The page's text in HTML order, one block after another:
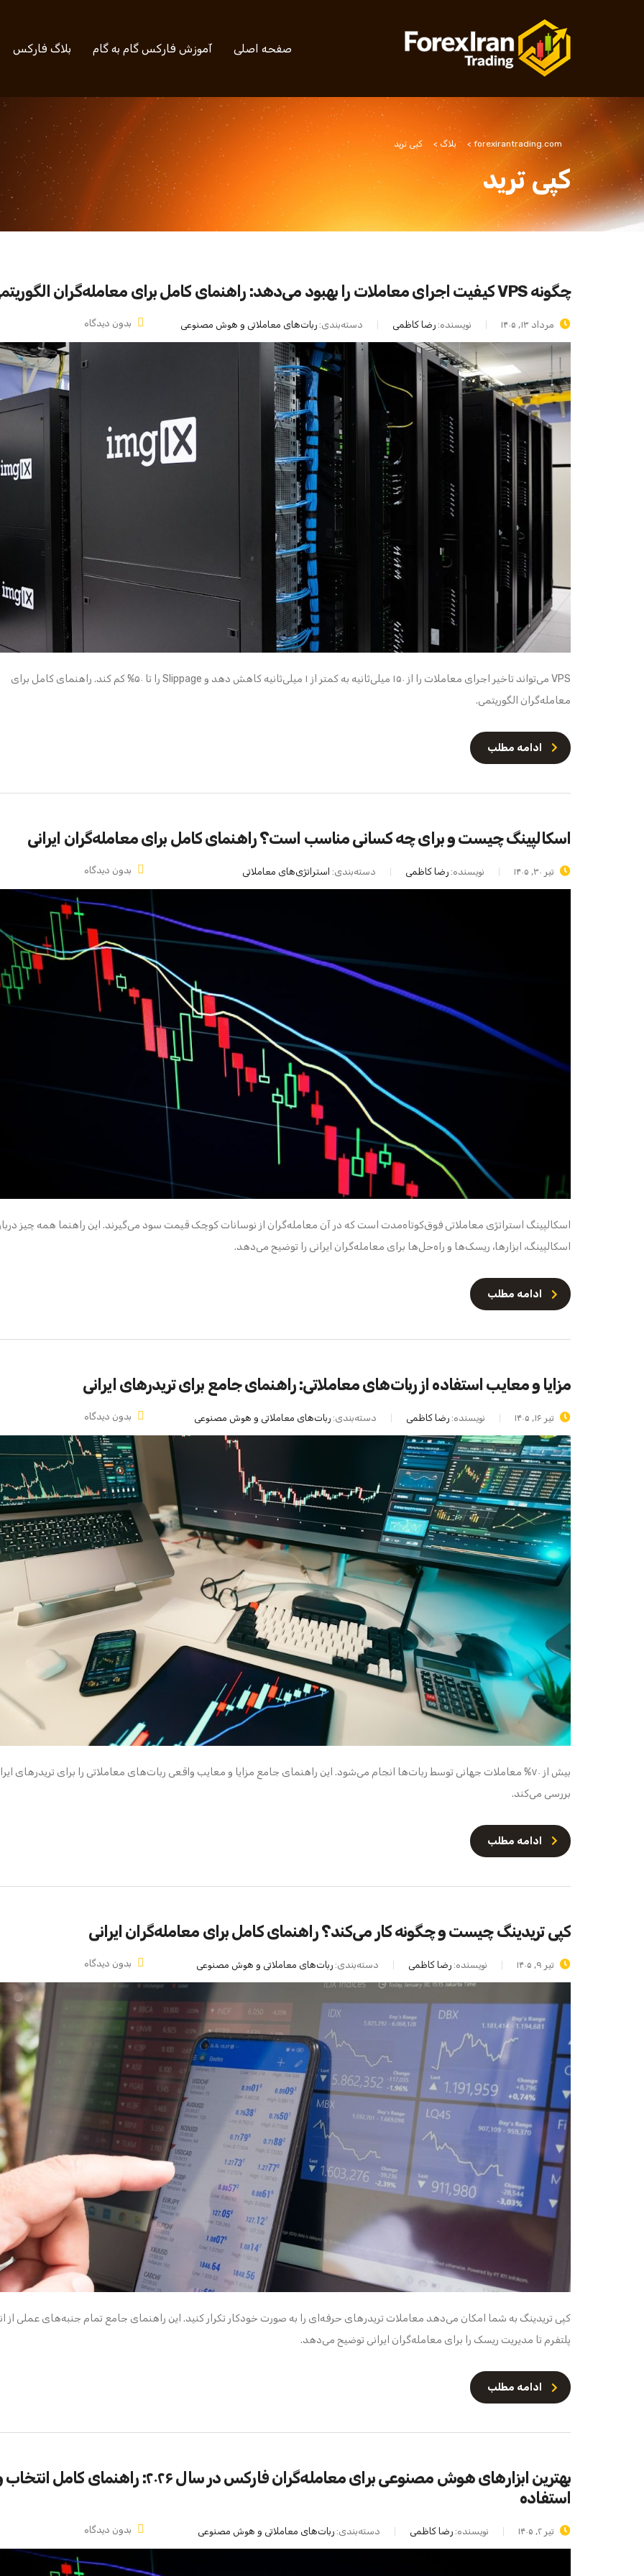
بلاگ فارکس آموزش فارکس گام به گام صفحه اصلی
forexirantrading.com
> بلاگ > کپی ترید
کپی ترید
چگونه VPS کیفیت اجرای معاملات را بهبود می‌دهد: راهنمای کامل برای معامله‌گران الگوریتمی
مرداد ۱۳, ۱۴۰۵ نویسنده: رضا کاظمی دسته‌بندی: ربات‌های معاملاتی و هوش مصنوعی بدون دیدگاه
VPS می‌تواند تاخیر اجرای معاملات را از ۱۵۰ میلی‌ثانیه به کمتر از ۱ میلی‌ثانیه کاهش دهد و Slippage را تا ۵۰% کم کند. راهنمای کامل برای
معامله‌گران الگوریتمی.
ادامه مطلب
اسکالپینگ چیست و برای چه کسانی مناسب است؟ راهنمای کامل برای معامله‌گران ایرانی
تیر ۳۰, ۱۴۰۵ نویسنده: رضا کاظمی دسته‌بندی: استراتژی‌های معاملاتی بدون دیدگاه
اسکالپینگ استراتژی معاملاتی فوق‌کوتاه‌مدت است که در آن معامله‌گران از نوسانات کوچک قیمت سود می‌گیرند. این راهنما همه چیز
اسکالپینگ، ابزارها، ریسک‌ها و راه‌حل‌ها برای معامله‌گران ایرانی را توضیح می‌دهد.
ادامه مطلب
مزایا و معایب استفاده از ربات‌های معاملاتی: راهنمای جامع برای تریدرهای ایرانی
تیر ۱۶, ۱۴۰۵ نویسنده: رضا کاظمی دسته‌بندی: ربات‌های معاملاتی و هوش مصنوعی بدون دیدگاه
بیش از ۷۰% معاملات جهانی توسط ربات‌ها انجام می‌شود. این راهنمای جامع مزایا و معایب واقعی ربات‌های معاملاتی را برای تریدرهای
بررسی می‌کند.
ادامه مطلب
کپی تریدینگ چیست و چگونه کار می‌کند؟ راهنمای کامل برای معامله‌گران ایرانی
تیر ۹, ۱۴۰۵ نویسنده: رضا کاظمی دسته‌بندی: ربات‌های معاملاتی و هوش مصنوعی بدون دیدگاه
کپی تریدینگ به شما امکان می‌دهد معاملات تریدرهای حرفه‌ای را به صورت خودکار تکرار کنید. این راهنمای جامع تمام جنبه‌های عملی از
پلتفرم تا مدیریت ریسک را برای معامله‌گران ایرانی توضیح می‌دهد.
ادامه مطلب
بهترین ابزارهای هوش مصنوعی برای معامله‌گران فارکس در سال ۲۰۲۶: راهنمای کامل
استفاده
تیر ۲, ۱۴۰۵ نویسنده: رضا کاظمی دسته‌بندی: ربات‌های معاملاتی و هوش مصنوعی بدون دیدگاه